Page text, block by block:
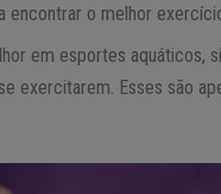
encontrar o melhor
em esportes aquáticos,
exercitarem. Esses são